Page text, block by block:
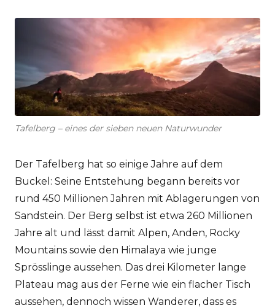
Tafelberg – eines der sieben neuen Naturwunder
Der Tafelberg hat so einige Jahre auf dem
Buckel: Seine Entstehung begann bereits vor
rund 450 Millionen Jahren mit Ablagerungen von
Sandstein. Der Berg selbst ist etwa 260 Millionen
Jahre alt und lässt damit Alpen, Anden, Rocky
Mountains sowie den Himalaya wie junge
Sprösslinge aussehen. Das drei Kilometer lange
Plateau mag aus der Ferne wie ein flacher Tisch
aussehen, dennoch wissen Wanderer, dass es